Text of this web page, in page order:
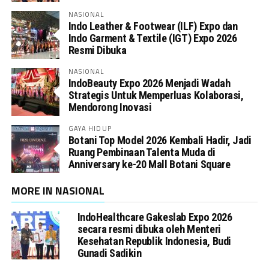
NASIONAL
Indo Leather & Footwear (ILF) Expo dan
Indo Garment & Textile (IGT) Expo 2026
Resmi Dibuka
NASIONAL
IndoBeauty Expo 2026 Menjadi Wadah
Strategis Untuk Memperluas Kolaborasi,
Mendorong Inovasi
GAYA HIDUP
Botani Top Model 2026 Kembali Hadir, Jadi
Ruang Pembinaan Talenta Muda di
Anniversary ke-20 Mall Botani Square
MORE IN NASIONAL
IndoHealthcare Gakeslab Expo 2026
secara resmi dibuka oleh Menteri
Kesehatan Republik Indonesia, Budi
Gunadi Sadikin